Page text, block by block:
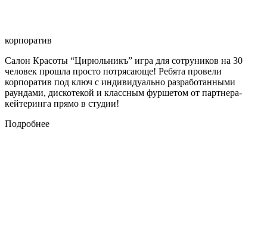
корпоратив
Салон Красоты “Цирюльникъ” игра для сотруников на 30
человек прошла просто потрясающе! Ребята провели
корпоратив под ключ с индивидуально разработанными
раундами, дискотекой и классным фуршетом от партнера-
кейтеринга прямо в студии!
Подробнее